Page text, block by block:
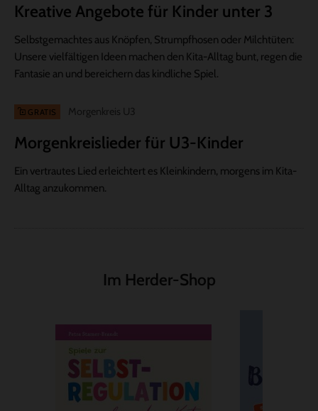
Kreative Angebote für Kinder unter 3
Selbstgemachtes aus Knöpfen, Strumpfhosen oder Milchtüten:
Unsere vielfältigen Ideen machen den Kita-Alltag bunt, regen die
Fantasie an und bereichern das kindliche Spiel.
GRATIS Morgenkreis U3
Morgenkreislieder für U3-Kinder
Ein vertrautes Lied erleichtert es Kleinkindern, morgens im Kita-
Alltag anzukommen.
Im Herder-Shop